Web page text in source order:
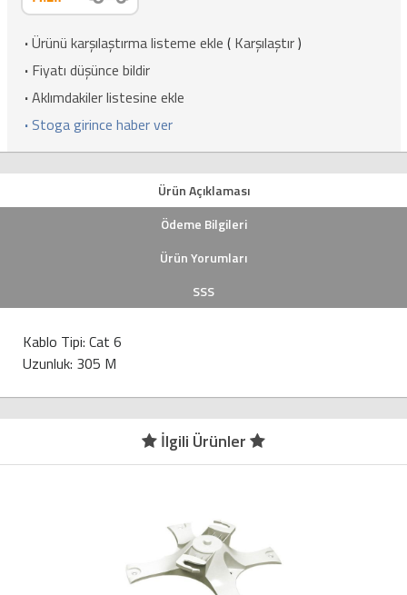
·Ürünü karşılaştırma listeme ekle ( Karşılaştır)
· Fiyatı düşünce bildir
·Aklımdakiler listesine ekle
· Stoga girince haber ver
Ürün Açıklaması
Ödeme Bilgileri
Ürün Yorumları
SSS
Kablo Tipi: Cat 6
Uzunluk: 305 M
İlgili Ürünler